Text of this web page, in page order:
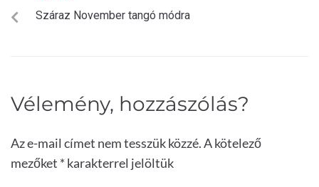
Száraz November tangó módra
Vélemény, hozzászólás?
Az e-mail címet nem tesszük közzé.A kötelező
mezőket * karakterrel jelöltük